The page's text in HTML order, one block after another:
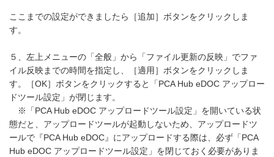
ここまでの設定ができましたら［追加］ボタンをクリックしま
す。
５、左上メニューの「全般」から「ファイル更新の反映」でファ
イル反映までの時間を指定し、［適用］ボタンをクリックしま
す。［OK］ボタンをクリックすると「PCA Hub eDOC アップロー
ドツール設定」が閉じます。
※「PCA Hub eDOC アップロードツール設定」を開いている状
態だと、アップロードツールが起動しないため、アップロードツ
ールで『PCA Hub eDOC』にアップロードする際は、必ず「PCA
Hub eDOC アップロードツール設定」を閉じておく必要がありま